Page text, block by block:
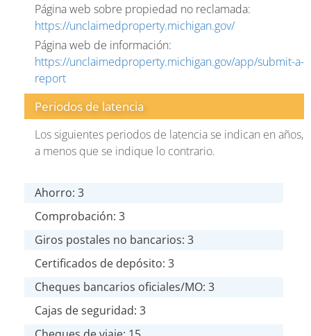
Página web sobre propiedad no reclamada:
https://unclaimedproperty.michigan.gov/
Página web de información:
https://unclaimedproperty.michigan.gov/app/submit-a-
report
Periodos de latencia
Los siguientes periodos de latencia se indican en años,
a menos que se indique lo contrario.
Ahorro: 3
Comprobación: 3
Giros postales no bancarios: 3
Certificados de depósito: 3
Cheques bancarios oficiales/MO: 3
Cajas de seguridad: 3